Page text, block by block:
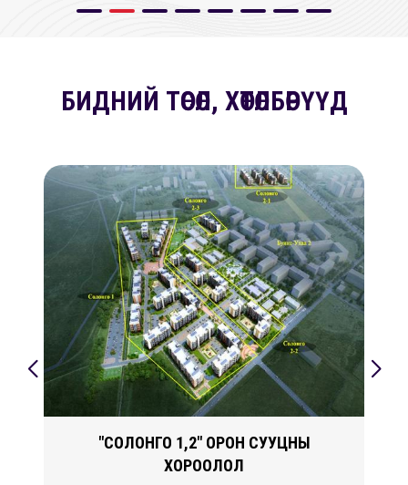
БИДНИЙ ТӨСӨЛ, ХӨТӨЛБӨРҮҮД
"СОЛОНГО 1,2" ОРОН СУУЦНЫ
ХОРООЛОЛ